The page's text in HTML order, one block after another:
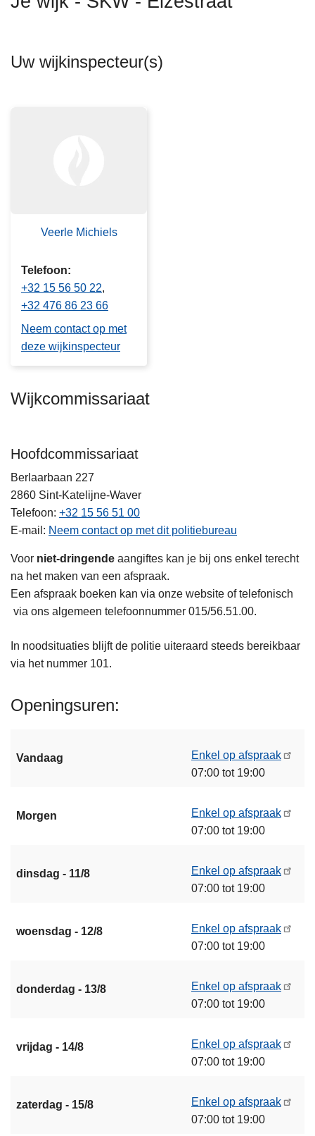
Uw wijkinspecteur(s)
Veerle Michiels
Telefoon
+32 15 56 50 22
+32 476 86 23 66
Neem contact op met
deze wijkinspecteur
Wijkcommissariaat
Hoofdcommissariaat
Berlaarbaan 227
2860 Sint-Katelijne-Waver
Telefoon +32 15 56 51 00
E-mail
Neem contact op met dit politiebureau
Voor niet-dringende aangiftes kan je bij ons enkel terecht
na het maken van een afspraak.
Een afspraak boeken kan via onze website of telefonisch
via ons algemeen telefoonnummer 015/56.51.00.
In noodsituaties blijft de politie uiteraard steeds bereikbaar
via het nummer 101.
Openingsuren
Vandaag
Enkel op afspraak
07:00 tot 19:00
Morgen
Enkel op afspraak
07:00 tot 19:00
dinsdag - 11/8
Enkel op afspraak
07:00 tot 19:00
woensdag - 12/8
Enkel op afspraak
07:00 tot 19:00
donderdag - 13/8
Enkel op afspraak
07:00 tot 19:00
vrijdag - 14/8
Enkel op afspraak
07:00 tot 19:00
zaterdag - 15/8
Enkel op afspraak
07:00 tot 19:00